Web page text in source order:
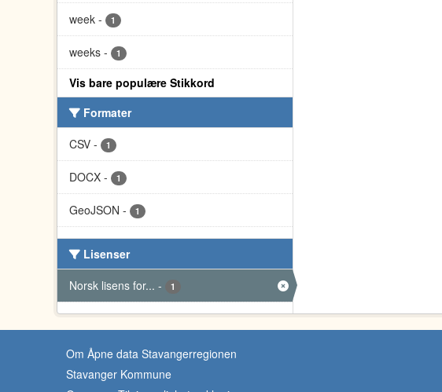
week - 1
weeks - 1
Vis bare populære Stikkord
Formater
CSV - 1
DOCX - 1
GeoJSON - 1
Lisenser
Norsk lisens for... - 1
Om Åpne data Stavangerregionen
Stavanger Kommune